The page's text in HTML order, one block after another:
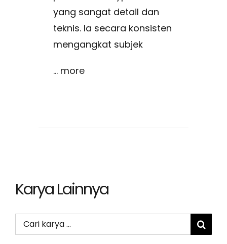
yang sangat detail dan
teknis. Ia secara konsisten
mengangkat subjek
... more
Karya Lainnya
Search
for: